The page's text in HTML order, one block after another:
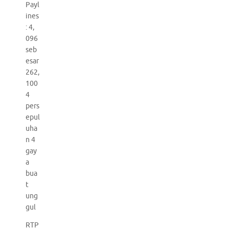
Payl
ines
: 4,
096
seb
esar
262,
100
4
pers
epul
uha
n 4
gay
a
bua
t
ung
gul
RTP